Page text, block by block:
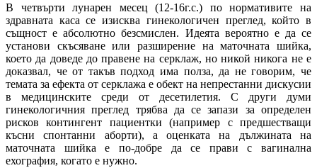
В четвърти лунарен месец (12-16г.с.) по нормативите на
здравната каса се изисква гинекологичен преглед, който в
същност е абсолютно безсмислен. Идеята вероятно е да се
установи скъсяване или разширение на маточната шийка,
което да доведе до правене на серклаж, но никой никога не е
доказвал, че от такъв подход има полза, да не говорим, че
темата за ефекта от серклажа е обект на непрестанни дискусии
в медицинските среди от десетилетия. С други думи
гинекологичния преглед трябва да се запази за определен
рисков контингент пациентки (например с предшестващи
късни спонтанни аборти), а оценката на дължината на
маточната шийка е по-добре да се прави с вагинална
ехография, когато е нужно.